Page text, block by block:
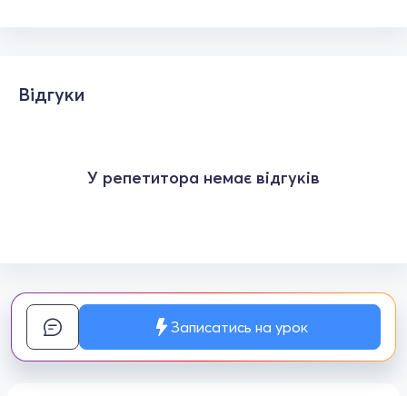
Відгуки
У репетитора немає відгуків
Записатись на урок